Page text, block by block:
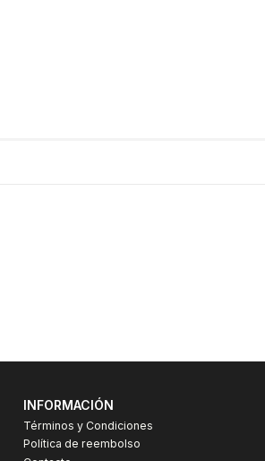
INFORMACIÓN
Términos y Condiciones
Política de reembolso